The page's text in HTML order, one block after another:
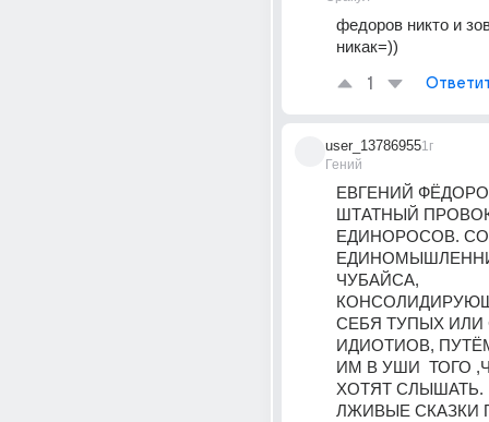
федоров никто и
никак=))
1
user_13786955
Гений
1г
ЕВГЕНИЙ
ШТАТНЫЙ
ЕДИНОРОСОВ.
ЧУБАЙСА,
СЕБЯ ТУПЫХ
ИДИОТИОВ,
ИМ В УШИ  ТОГО
ХОТЯТ
ЛЖИВЫЕ СКАЗКИ